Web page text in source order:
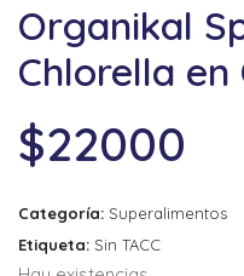
Organikal
Chlorella en
$22000
Categoría: Superalimentos
Etiqueta: Sin TACC